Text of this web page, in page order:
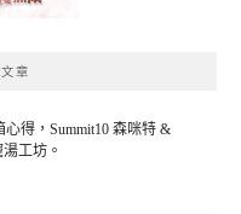
章
得，Summit10 森咪特 &
工坊。